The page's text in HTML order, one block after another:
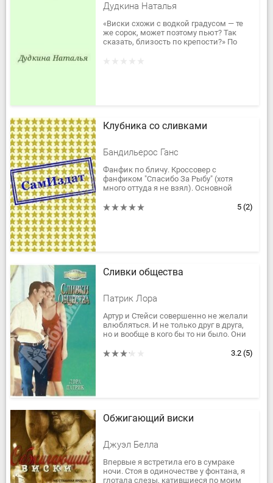
Дудкина Наталья
«Виски схожи с водкой градусом — те
же сорок, может поэтому пьют? Так
сказать, близость по крепости?» По
Клубника со сливками
Бандильерос Ганс
Фанфик по бличу. Кроссовер с
фанфиком "Спасибо За Рыбу" (хотя
много оттуда я не взял). Основной
Ичиго.
5 (2)
Сливки общества
Патрик Лора
Артур и Стейси совершенно не желали
влюбляться. И не только друг в друга,
но и вообще в кого бы то ни было. Они
легкие романтические...
3.2 (5)
Обжигающий виски
Джуэл Белла
Впервые я встретила его в сумраке
ночи. Стоя в одиночестве у фонтана, я
глотала слезы, катившиеся по моим